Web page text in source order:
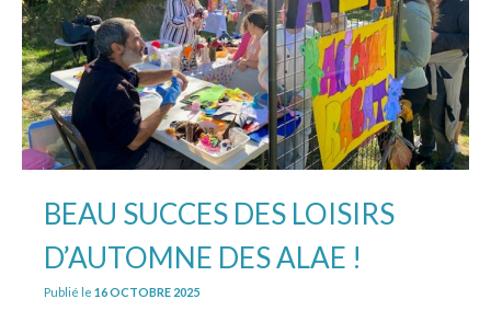
BEAU SUCCES DES LOISIRS
D’AUTOMNE DES ALAE !
Publié le 16 OCTOBRE 2025